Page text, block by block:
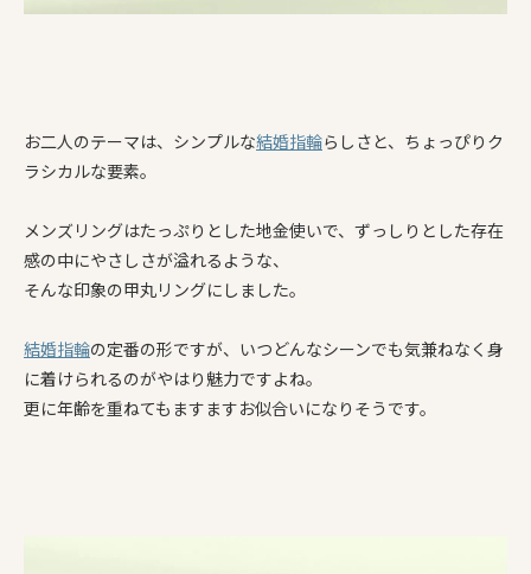
お二人のテーマは、シンプルな結婚指輪らしさと、ちょっぴりク
ラシカルな要素。
メンズリングはたっぷりとした地金使いで、ずっしりとした存在
感の中にやさしさが溢れるような、
そんな印象の甲丸リングにしました。
結婚指輪の定番の形ですが、いつどんなシーンでも気兼ねなく身
に着けられるのがやはり魅力ですよね。
更に年齢を重ねてもますますお似合いになりそうです。